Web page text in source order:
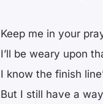
Keep me in your
I’ll be weary upon
I know the finish
But I still have a